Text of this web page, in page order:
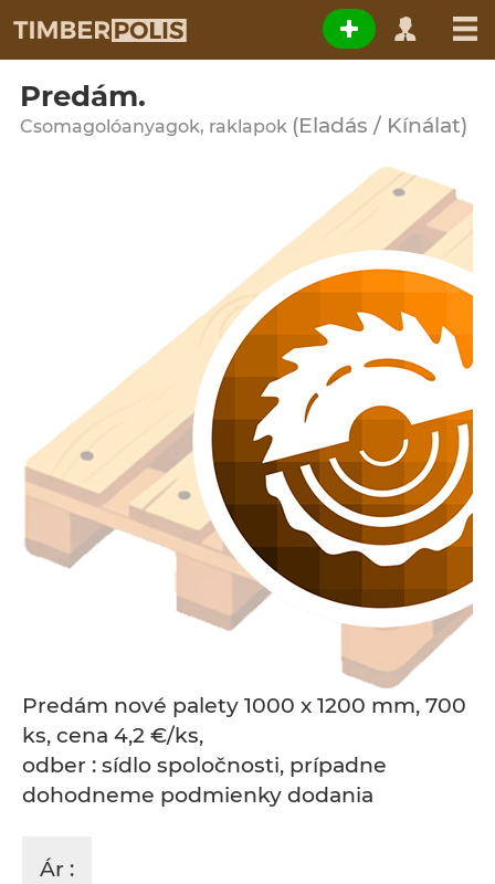
Predám.
Csomagolóanyagok, raklapok (Eladás / Kínálat)
Predám nové palety 1000 x 1200 mm, 700
ks, cena 4,2 €/ks,
odber : sídlo spoločnosti, prípadne
dohodneme podmienky dodania
Ár :